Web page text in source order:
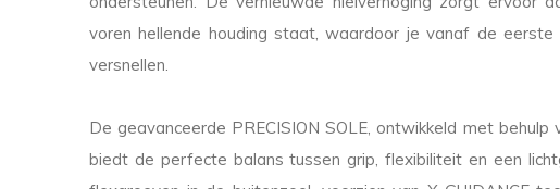
voren hellende houding staat, waardoor je vanaf de
versnellen.
De geavanceerde PRECISION SOLE, ontwikkeld met behulp
biedt de perfecte balans tussen grip, flexibiliteit en een